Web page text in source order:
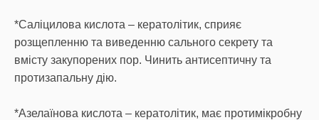
*Саліцилова кислота – кератолітик, сприяє
розщепленню та виведенню сального секрету та
вмісту закупорених пор. Чинить антисептичну та
протизапальну дію.
*Азелаїнова кислота – кератолітик, має протимікробну